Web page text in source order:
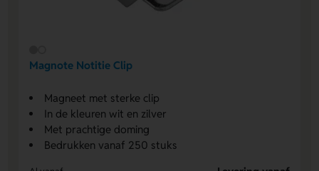
Magnote Notitie Clip
Magneet met sterke clip
In de kleuren wit en zilver
Met prachtige doming
Bedrukken vanaf 250 stuks